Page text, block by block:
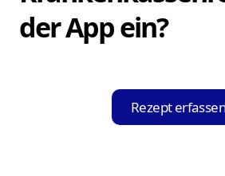
Ihnen diese in einer
der App ein?
nutzen Sie die integrierte
um Ihr Krankenkassenrezept
Rezept